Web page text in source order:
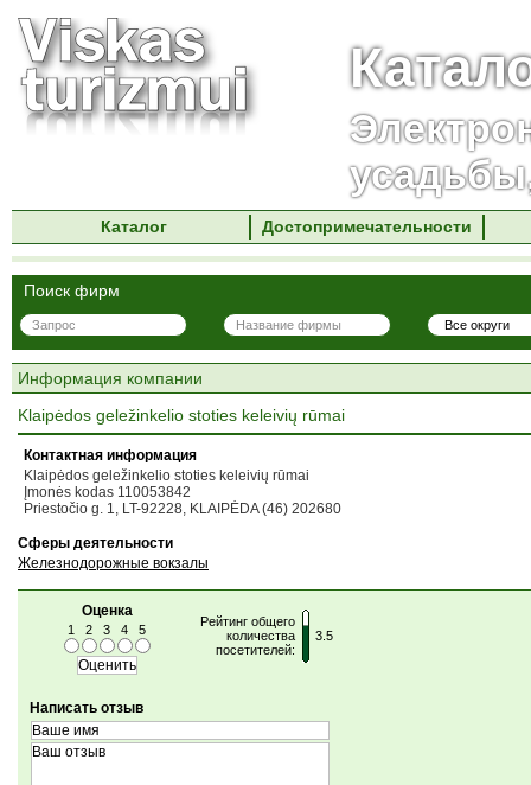
Каталог Достопримечательности
Поиск фирм
Информация компании
Klaipėdos geležinkelio stoties keleivių rūmai
Контактная информация
Klaipėdos geležinkelio stoties keleivių rūmai
Įmonės kodas 110053842
Priestočio g. 1, LT-92228, KLAIPĖDA (46) 202680
Сферы деятельности
Железнодорожные вокзалы
Оценка
1 2 3 4 5
Рейтинг общего
количества
посетителей:
3.5
Написать отзыв